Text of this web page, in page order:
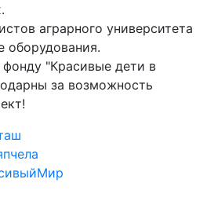
аграрного университета
фонду "Красивые дети в
за возможность